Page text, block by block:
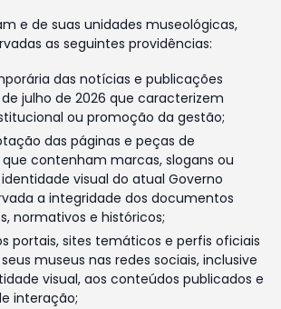
e de suas unidades museológicas,
as seguintes providências:
das notícias e publicações
julho de 2026 que caracterizem
ou promoção da gestão;
das páginas e peças de
contenham marcas, slogans ou
visual do atual Governo
a integridade dos documentos
normativos e históricos;
portais, sites temáticos e perfis oficiais
museus nas redes sociais, inclusive
visual, aos conteúdos publicados e
interação;